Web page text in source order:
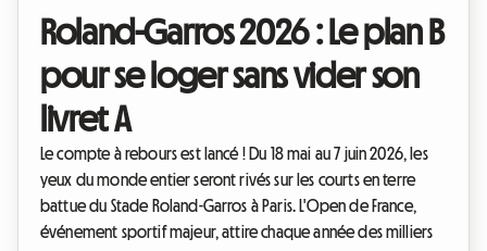
Roland-Garros 2026 : Le plan B
pour se loger sans vider son
livret A
Le compte à rebours est lancé ! Du 18 mai au 7 juin 2026, les
yeux du monde entier seront rivés sur les courts en terre
battue du Stade Roland-Garros à Paris. L'Open de France,
événement sportif majeur, attire chaque année des milliers